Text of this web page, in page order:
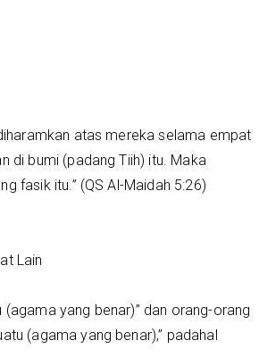
atas mereka selama empat
di bumi (padang Tiih) itu. Maka
fasik itu.” (QS Al-Maidah 5:26)
Lain
(agama yang benar)” dan orang-orang
(agama yang benar),” padahal